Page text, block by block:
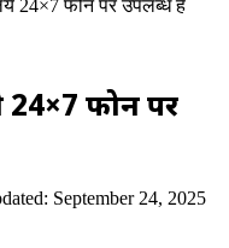
24×7 फोन पर उपलब्ध हैं
24×7 फोन पर
September 24, 2025